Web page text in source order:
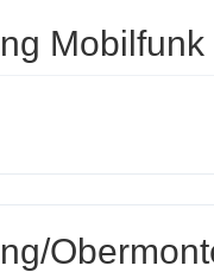
Mobilfunk